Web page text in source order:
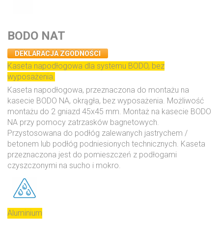
BODO NAT
DEKLARACJA ZGODNOŚCI
Kaseta napodłogowa dla systemu BODO, bez
wyposażenia.
Kaseta napodłogowa, przeznaczona do montażu na
kasecie BODO NA, okrągła, bez wyposażenia. Możliwość
montażu do 2 gniazd 45x45 mm. Montaż na kasecie BODO
NA przy pomocy zatrzasków bagnetowych.
Przystosowana do podłóg zalewanych jastrychem /
betonem lub podłóg podniesionych technicznych. Kaseta
przeznaczona jest do pomieszczeń z podłogami
czyszczonymi na sucho i mokro.
Aluminium